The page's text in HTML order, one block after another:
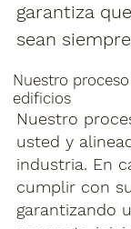
garantiza
sean
Nuestro
edificios
Nuestro
usted y
industria. En
cumplir con
garantizando